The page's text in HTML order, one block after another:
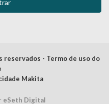
- Termo de uso do
Makita
eSeth Digital